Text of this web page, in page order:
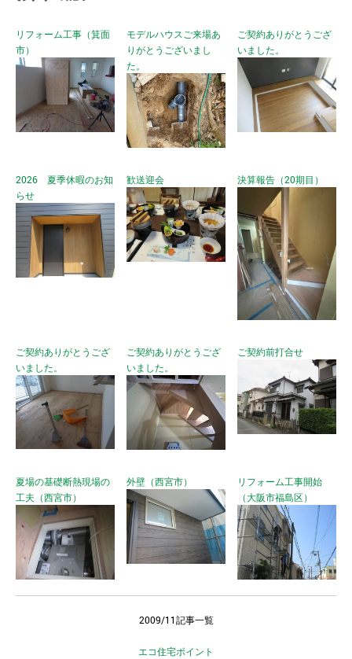
リフォーム工事（箕面
市）
モデルハウスご来場あ
りがとうございまし
た。
ご契約ありがとうござ
いました。
2026 夏季休暇のお知
らせ
歓送迎会 決算報告（20期目）
ご契約ありがとうござ
いました。
ご契約ありがとうござ
いました。
ご契約前打合せ
夏場の基礎断熱現場の
工夫（西宮市）
外壁（西宮市）
リフォーム工事開始
（大阪市福島区）
2009/11記事一覧
エコ住宅ポイント